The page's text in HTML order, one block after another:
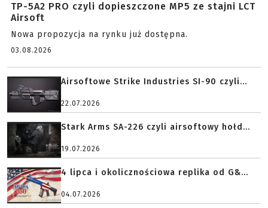
TP-5A2 PRO czyli dopieszczone MP5 ze stajni LCT
Airsoft
Nowa propozycja na rynku już dostępna.
03.08.2026
Airsoftowe Strike Industries SI-90 czyli...
22.07.2026
Stark Arms SA-226 czyli airsoftowy hołd...
19.07.2026
4 lipca i okolicznościowa replika od G&...
04.07.2026